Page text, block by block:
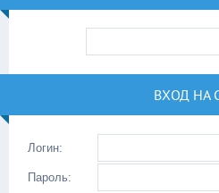
ВХОД НА
Логин:
Пароль: